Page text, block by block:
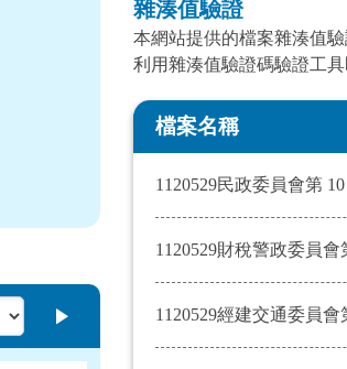
雜湊值驗證
本網站提供的檔案雜湊值
利用雜湊值驗證碼驗證工
檔案名稱
1120529民政委員會第
1120529財稅警政委員
1120529經建交通委員